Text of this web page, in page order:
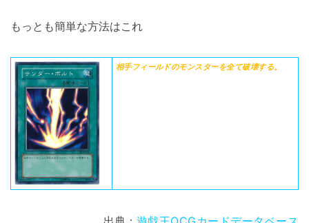
もっとも簡単な方法はこれ
相手フィールドのモンスターを全て破壊する。